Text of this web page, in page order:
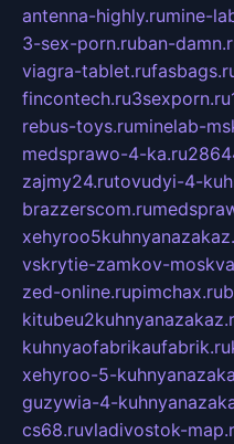
antenna-highly.rumine-
3-sex-porn.ruban-
viagra-tablet.ru
fincontech.ru3sexporn.ru
rebus-toys.ruminelab-
medsprawo-4-ka.ru
zajmy24.rutovudyi-4-
brazzerscom.ru
vskrytie-zamkov-
zed-online.rupimchax.ru
kuhnyaofabrikaufabrik.ru
xehyroo-5-
guzywia-4-
cs68.ruvladivostok-